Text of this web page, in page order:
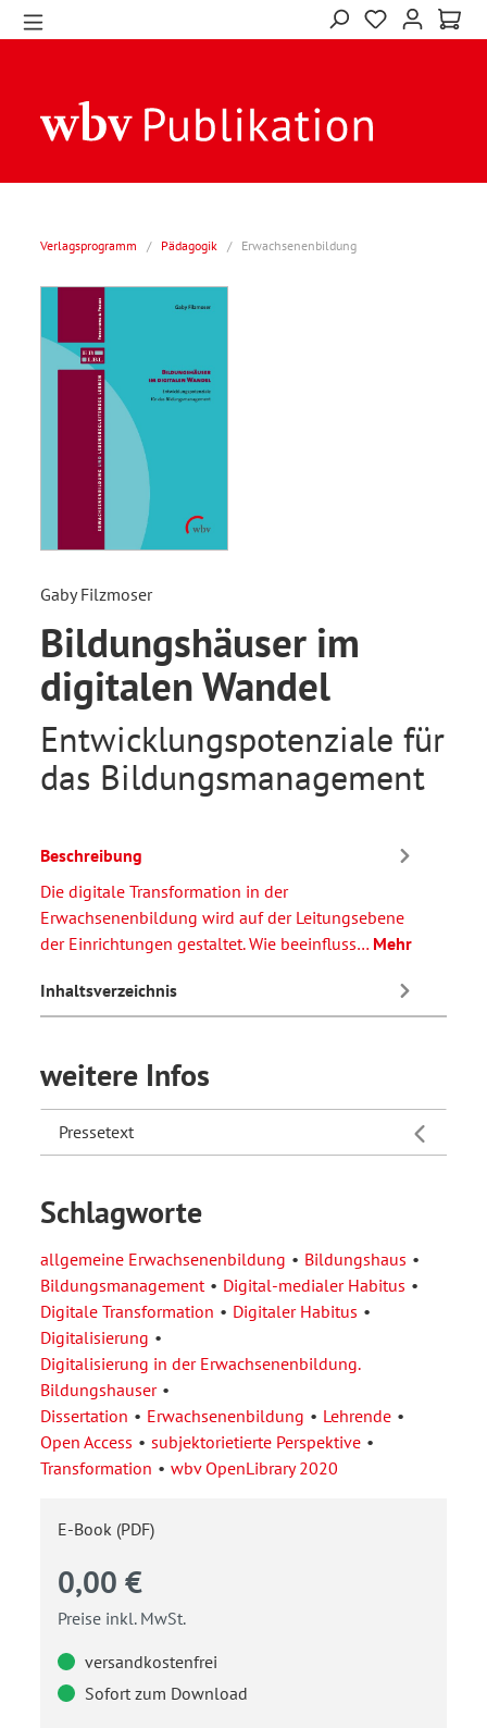
Verlagsprogramm / Pädagogik / Erwachsenenbildung
Gaby Filzmoser
Bildungshäuser im
digitalen Wandel
Entwicklungspotenziale für
das Bildungsmanagement
Beschreibung
Die digitale Transformation in der
Erwachsenenbildung wird auf der Leitungsebene
der Einrichtungen gestaltet. Wie beeinfluss… Mehr
Inhaltsverzeichnis
weitere Infos
Pressetext
Schlagworte
allgemeine Erwachsenenbildung
Bildungshaus
Bildungsmanagement
Digital-medialer Habitus
Digitale Transformation
Digitaler Habitus
Digitalisierung
Digitalisierung in der Erwachsenenbildung.
Bildungshauser
Dissertation
Erwachsenenbildung
Lehrende
Open Access
subjektorietierte Perspektive
Transformation
wbv OpenLibrary 2020
E-Book (PDF)
0,00 €
Preise inkl. MwSt.
versandkostenfrei
Sofort zum Download